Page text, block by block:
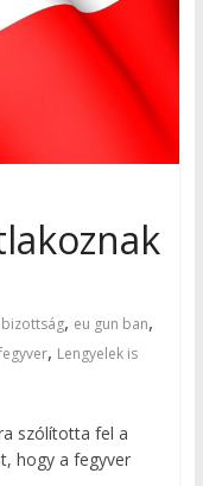
, eu gun ban,
, Lengyelek is
szólította fel a
hogy a fegyver